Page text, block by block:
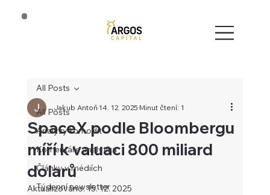
All Posts
Analýzy komodit
Komentáře analytika
Články v médiích
Týdenní newsletter
All Posts
SpaceX podle Bloombergu
míří k valuaci 800 miliard
dolarů
Jakub Antoň14. 12. 2025Minut čtení: 1
Aktualizováno:15. 12. 2025